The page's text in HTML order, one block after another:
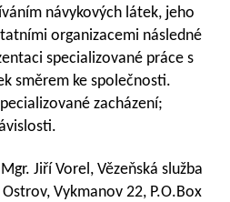
návykových látek, jeho
organizacemi následné
specializované práce s
směrem ke společnosti.
zacházení;
Mgr. Jiří Vorel, Vězeňská služba
Vykmanov 22, P.O.Box